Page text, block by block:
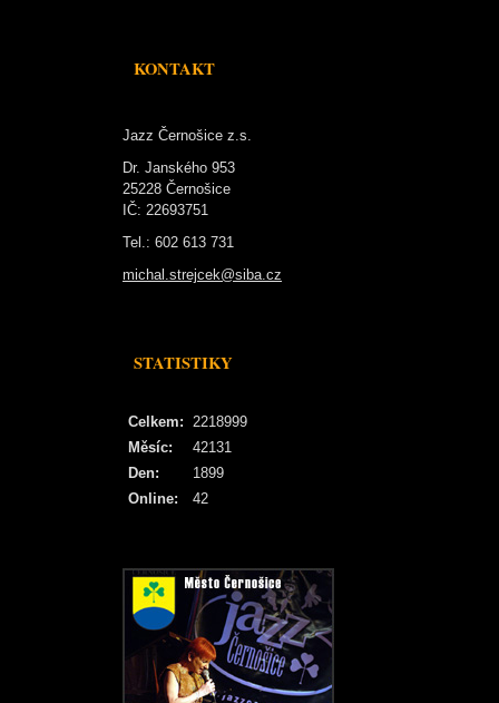
KONTAKT
Jazz Černošice z.s.
Dr. Janského 953
25228 Černošice
IČ: 22693751
Tel.: 602 613 731
michal.strejcek@siba.cz
STATISTIKY
Online: 42
Celkem: 2218999
Měsíc:
42131
Den:
1899